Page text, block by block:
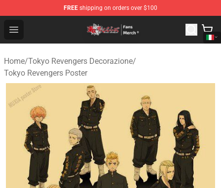
FREE shipping on orders over $100
Open menu
Tokyo Revengers Store - Official Tokyo Revengers
Home/Tokyo Revengers Decorazione/
Tokyo Revengers Poster